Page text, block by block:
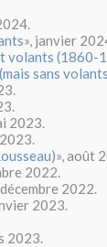
», janvier
volants (1860-
sans
2023.
», août
2022.
décembre 2022.
2023.
2023.